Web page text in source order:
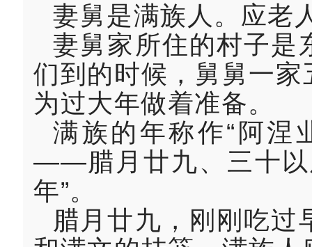
妻舅是满族人。应老
妻舅家所住的村子是
们到的时候，舅舅一
为过大年做着准备。
满族的年称作“阿涅
——腊月廿九、三十以
年”。
腊月廿九，刚刚吃过